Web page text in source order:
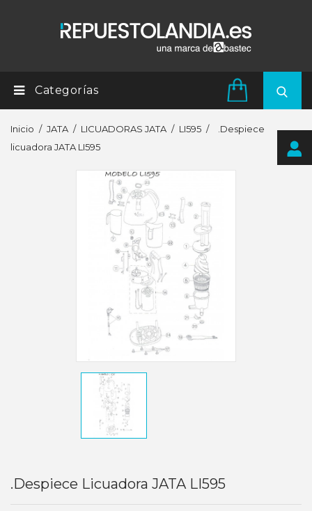
Categorías
Inicio JATA LICUADORAS JATA LI595
.Despiece
licuadora JATA LI595
.Despiece Licuadora JATA LI595